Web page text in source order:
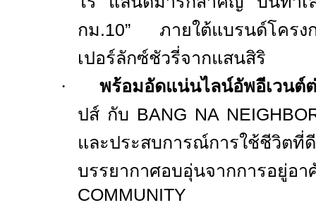
กม.10” ภายใต้แบรนด์โครง
เปอร์ลักซ์ชัวรี่จากแสนสิริ
·
พร้อมอัดแน่นไลน์อัพอีเวนต์
ปส์ กับ BANG NA
และประสบการณ์การใช้ชี
บรรยากาศอบอุ่นจากการอยู่
COMMUNITY